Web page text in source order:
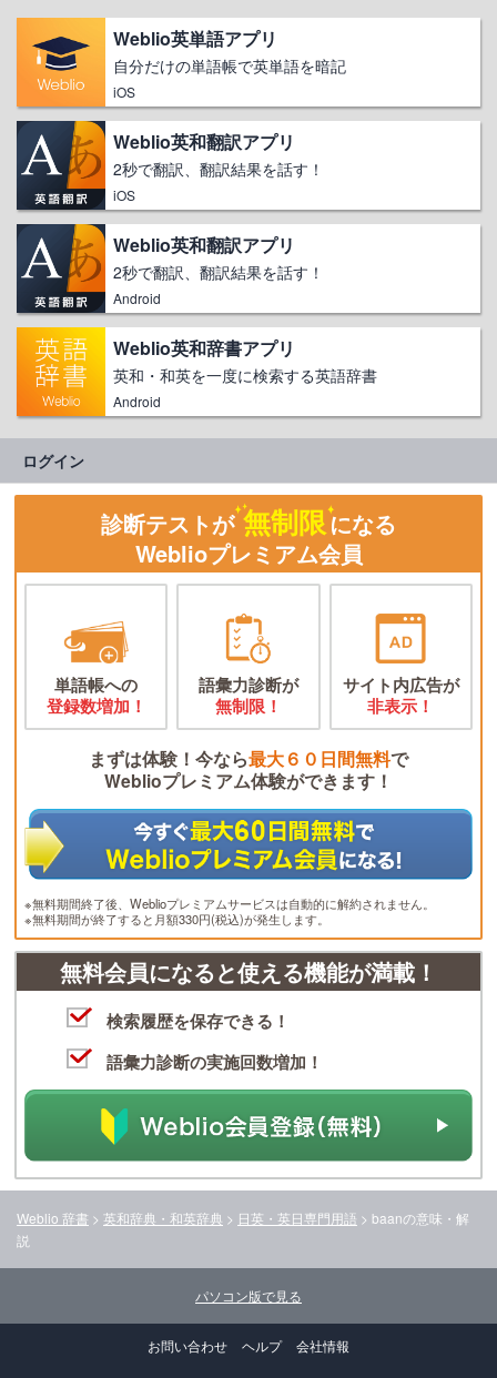
Weblio英単語アプリ
自分だけの単語帳で英単語を暗記
iOS
Weblio英和翻訳アプリ
2秒で翻訳、翻訳結果を話す！
iOS
Weblio英和翻訳アプリ
2秒で翻訳、翻訳結果を話す！
Android
Weblio英和辞書アプリ
英和・和英を一度に検索する英語辞書
Android
ログイン
診断テストが 無制限になる
Weblioプレミアム会員
単語帳への
登録数増加！
語彙力診断が
無制限！
サイト内広告が
非表示！
まずは体験！今なら最大６０日間無料で
Weblioプレミアム体験ができます！
※無料期間終了後、Weblioプレミアムサービスは自動的に解約されません。
※無料期間が終了すると月額330円(税込)が発生します。
無料会員になると使える機能が満載！
検索履歴を保存できる！
語彙力診断の実施回数増加！
Weblio 辞書 > 英和辞典・和英辞典 > 日英・英日専門用語 > baanの意味・解
説
パソコン版で見る
お問い合わせ ヘルプ 会社情報